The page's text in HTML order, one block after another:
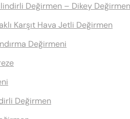
Değirmen – Dikey Değirmen
Karşıt Hava Jetli Değirmen
Değirmeni
Değirmen